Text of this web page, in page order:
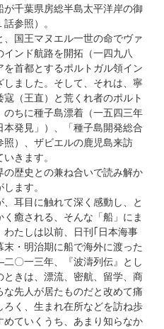
千葉県房総半島太平洋岸の御
参照）。
国王マヌエル一世の命でヴァ
ンド航路を開拓（一四九八
首都とするポルトガル領イン
しました。そして、それは、寧
（王直）と荒くれ者のポルト
ちに種子島漂着（一五四三年
発見」）、「種子島開発総合
）、ザビエルの鹿児島来訪
きます。
歴史との兼ね合いで読み解か
ます。
耳目に触れて深く感動し、と
癒される、そんな「船」にま
たしは以前、日刊｢日本海事
・明治期に船で海外に渡った
〇一三年、『波濤列伝』とし
きは、漂流、密航、留学、商
先人が居たものだと改めて痛
く、生まれ在所などを訪ね歩
ていくうち、あまり知らなか